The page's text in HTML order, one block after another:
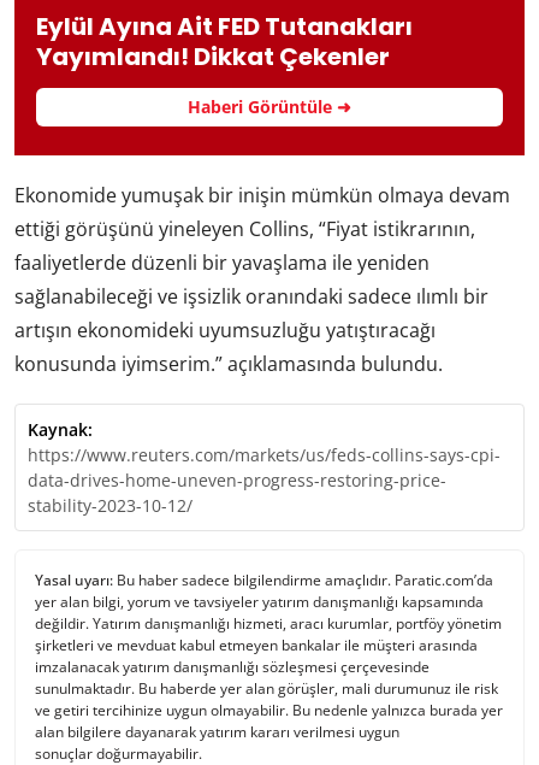
Eylül Ayına Ait FED Tutanakları
Yayımlandı! Dikkat Çekenler
Haberi Görüntüle ➜
Ekonomide yumuşak bir inişin mümkün olmaya devam
ettiği görüşünü yineleyen Collins, “Fiyat istikrarının,
faaliyetlerde düzenli bir yavaşlama ile yeniden
sağlanabileceği ve işsizlik oranındaki sadece ılımlı bir
artışın ekonomideki uyumsuzluğu yatıştıracağı
konusunda iyimserim.” açıklamasında bulundu.
Kaynak:
https://www.reuters.com/markets/us/feds-collins-says-cpi-
data-drives-home-uneven-progress-restoring-price-
stability-2023-10-12/
Yasal uyarı: Bu haber sadece bilgilendirme amaçlıdır. Paratic.com’da
yer alan bilgi, yorum ve tavsiyeler yatırım danışmanlığı kapsamında
değildir. Yatırım danışmanlığı hizmeti, aracı kurumlar, portföy yönetim
şirketleri ve mevduat kabul etmeyen bankalar ile müşteri arasında
imzalanacak yatırım danışmanlığı sözleşmesi çerçevesinde
sunulmaktadır. Bu haberde yer alan görüşler, mali durumunuz ile risk
ve getiri tercihinize uygun olmayabilir. Bu nedenle yalnızca burada yer
alan bilgilere dayanarak yatırım kararı verilmesi uygun
sonuçlar doğurmayabilir.